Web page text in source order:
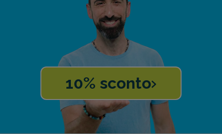
10% sconto